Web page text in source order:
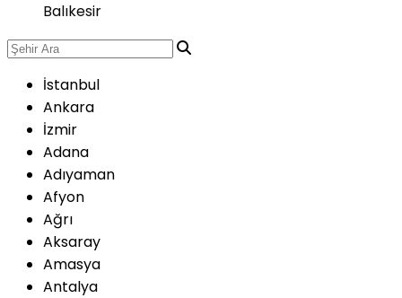
Balıkesir
İstanbul
Ankara
İzmir
Adana
Adıyaman
Afyon
Ağrı
Aksaray
Amasya
Antalya